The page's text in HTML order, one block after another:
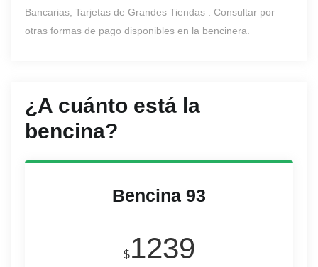
Bancarias, Tarjetas de Grandes Tiendas . Consultar por
otras formas de pago disponibles en la bencinera.
¿A cuánto está la
bencina?
Bencina 93
$1239